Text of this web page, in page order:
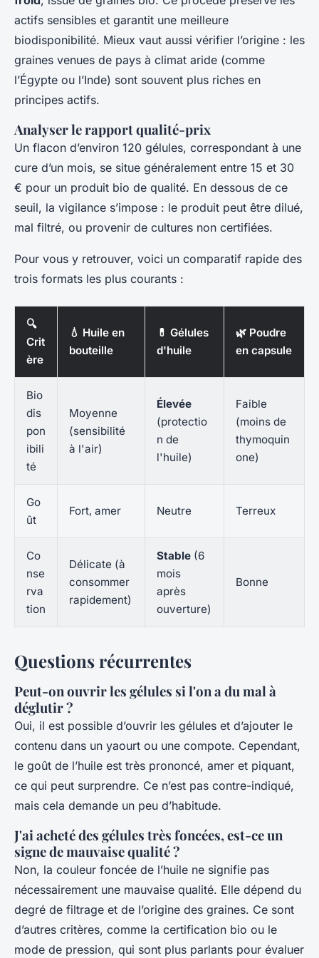
actifs sensibles et garantit une meilleure
biodisponibilité. Mieux vaut aussi vérifier l’origine : les
graines venues de pays à climat aride (comme
l’Égypte ou l’Inde) sont souvent plus riches en
principes actifs.
Analyser le rapport qualité-prix
Un flacon d’environ 120 gélules, correspondant à une
cure d’un mois, se situe généralement entre 15 et 30
€ pour un produit bio de qualité. En dessous de ce
seuil, la vigilance s’impose : le produit peut être dilué,
mal filtré, ou provenir de cultures non certifiées.
Pour vous y retrouver, voici un comparatif rapide des
trois formats les plus courants :
🔍
Crit
ère
💧 Huile en
bouteille
💊 Gélules
d'huile
🌿 Poudre
en capsule
Bio
dis
pon
ibili
té
Moyenne
(sensibilité
à l'air)
Élevée
(protectio
n de
l'huile)
Faible
(moins de
thymoquin
one)
Go
ût
Fort, amer Neutre Terreux
Co
nse
rva
tion
Délicate (à
consommer
rapidement)
Stable (6
mois
après
ouverture)
Bonne
Questions récurrentes
Peut-on ouvrir les gélules si l'on a du mal à
déglutir ?
Oui, il est possible d’ouvrir les gélules et d’ajouter le
contenu dans un yaourt ou une compote. Cependant,
le goût de l’huile est très prononcé, amer et piquant,
ce qui peut surprendre. Ce n’est pas contre-indiqué,
mais cela demande un peu d’habitude.
J'ai acheté des gélules très foncées, est-ce un
signe de mauvaise qualité ?
Non, la couleur foncée de l’huile ne signifie pas
nécessairement une mauvaise qualité. Elle dépend du
degré de filtrage et de l’origine des graines. Ce sont
d’autres critères, comme la certification bio ou le
mode de pression, qui sont plus parlants pour évaluer